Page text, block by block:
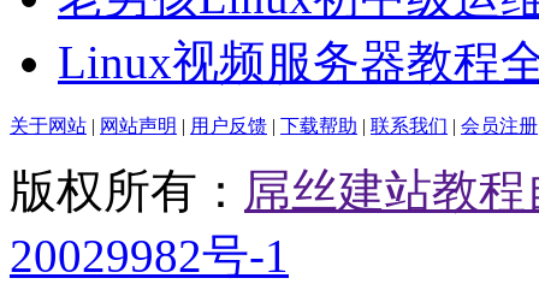
Linux视频服务器教程
关于网站 | 网站声明 | 用户反馈 | 下载帮助 | 联系我们 | 会员注册
版权所有： 屌丝建站教
20029982号-1